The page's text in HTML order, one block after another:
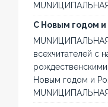
С Новым годом
MUNИЦИПАЛЬНАЯ
всехчитателей с
Новым годом и